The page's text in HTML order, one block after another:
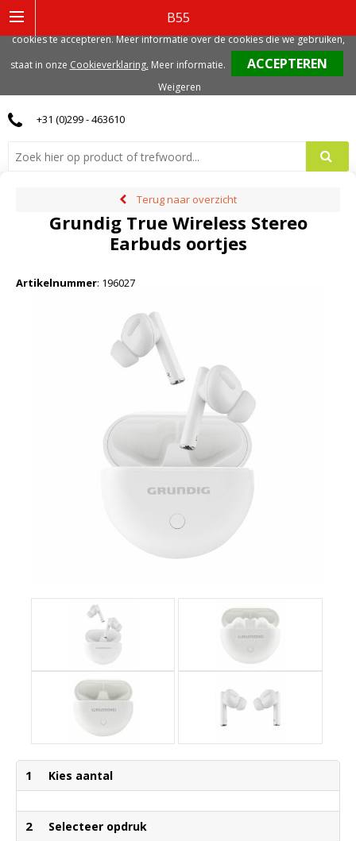
B55
0
+31 (0)299 - 463610
Terug naar overzicht
Grundig True Wireless Stereo
Earbuds oortjes
Artikelnummer: 196027
1 Kies aantal
2 Selecteer opdruk
gerelateerde cookies. Voor de beste gebruikerservaring, adviseren we deze
cookies te accepteren. Meer informatie over de cookies die we gebruiken,
staat in onze Cookieverklaring. Meer informatie.
Weigeren